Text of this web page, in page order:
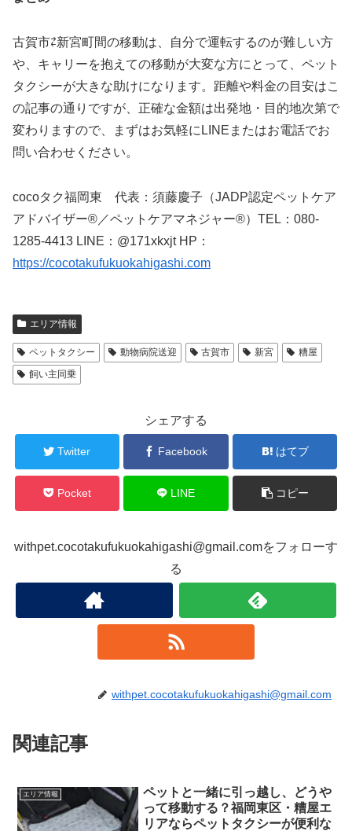
古賀市⇄新宮町間の移動は、自分で運転するのが難しい方
や、キャリーを抱えての移動が大変な方にとって、ペット
タクシーが大きな助けになります。距離や料金の目安はこ
の記事の通りですが、正確な金額は出発地・目的地次第で
変わりますので、まずはお気軽にLINEまたはお電話でお
問い合わせください。
cocoタク福岡東 代表：須藤慶子（JADP認定ペットケア
アドバイザー®／ペットケアマネジャー®）TEL：080-
1285-4413 LINE：@171xkxjt HP：
https://cocotakufukuokahigashi.com
エリア情報
ペットタクシー 動物病院送迎 古賀市 新宮
糟屋
飼い主同乗
シェアする
Twitter Facebook はてブ
Pocket LINE コピー
withpet.cocotakufukuokahigashi@gmail.comをフォローす
る
withpet.cocotakufukuokahigashi@gmail.com
関連記事
エリア情報
ペットと一緒に引っ越し、どうや
って移動する？福岡東区・糟屋エ
リアならペットタクシーが便利な